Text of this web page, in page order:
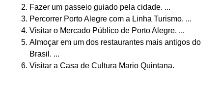
Fazer um passeio guiado pela cidade. ...
Percorrer Porto Alegre com a Linha Turismo. ...
Visitar o Mercado Público de Porto Alegre. ...
Almoçar em um dos restaurantes mais antigos do
Brasil. ...
Visitar a Casa de Cultura Mario Quintana.